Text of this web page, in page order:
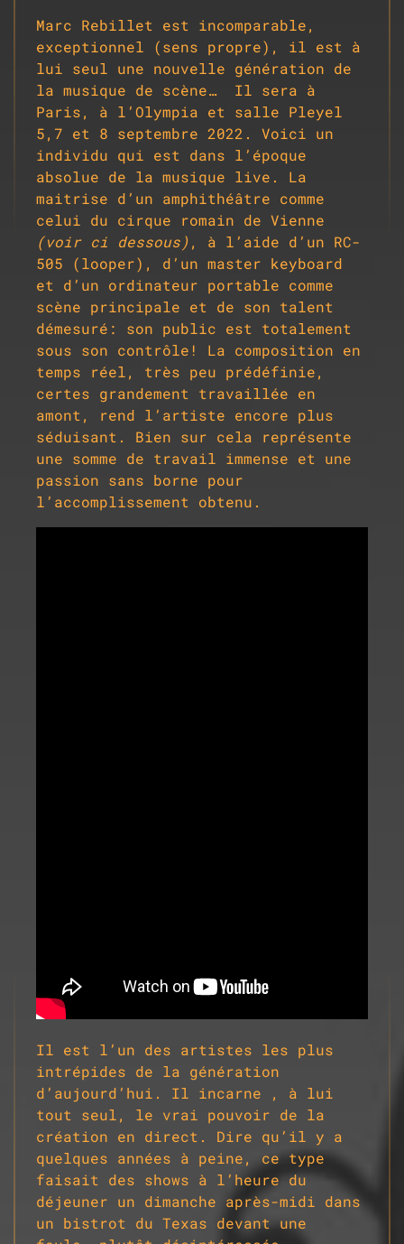
Marc Rebillet est incomparable,
exceptionnel (sens propre), il est à
lui seul une nouvelle génération de
la musique de scène… Il sera à
Paris, à l’Olympia et salle Pleyel
5,7 et 8 septembre 2022.
Voici un
individu qui est dans l’époque
absolue de la musique live.
La
maitrise d’un amphithéâtre comme
celui du cirque romain de Vienne
(voir ci dessous), à l’aide d’un RC-
505 (looper), d’un master keyboard
et d’un ordinateur portable comme
scène principale et de son talent
démesuré: son public est totalement
sous son contrôle!
La composition en
temps réel, très peu prédéfinie,
certes grandement travaillée en
amont, rend l’artiste encore plus
séduisant. Bien sur cela représente
une somme de travail immense et une
passion sans borne pour
l’accomplissement obtenu.
Il est l’un des artistes les plus
intrépides de la génération
d’aujourd’hui.
Il incarne , à lui
tout seul, le vrai pouvoir de la
création en direct.
Dire qu’il y a
quelques années à peine, ce type
faisait des shows à l’heure du
déjeuner un dimanche après-midi dans
un bistrot du Texas devant une